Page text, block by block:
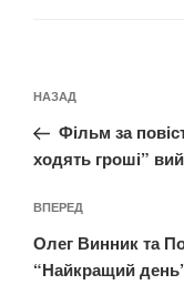
записів
Попередній
запис:
НАЗАД
Фільм за
ходять гроші”
Наступний
запис
ВПЕРЕД
Олег Винник та
“Найкращий